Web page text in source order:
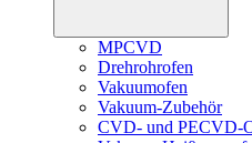
MPCVD
Drehrohrofen
Vakuumofen
Vakuum-Zubehör
CVD- und PECVD-